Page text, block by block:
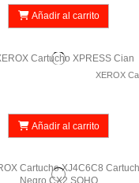
Añadir al carrito
XEROX
Añadir al carrito